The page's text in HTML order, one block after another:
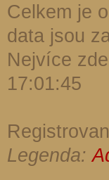
Celkem je
data jsou
Nejvíce
17:01:45
Legenda: